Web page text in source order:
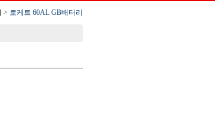
> 로케트 60AL GB배터리